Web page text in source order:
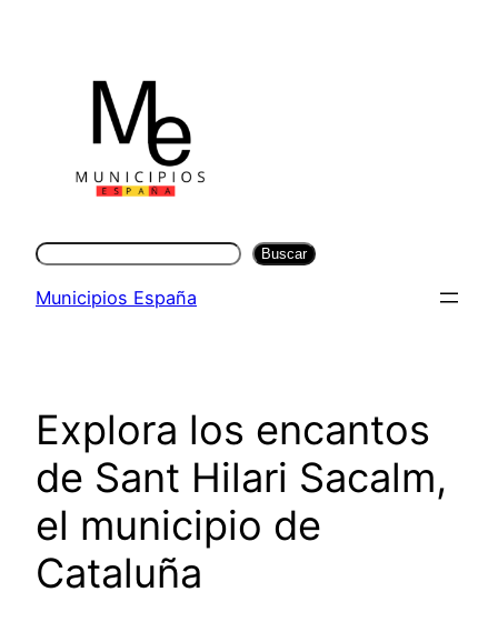
contenido
Buscar Buscar
Municipios España
Explora los encantos
de Sant Hilari Sacalm,
el municipio de
Cataluña